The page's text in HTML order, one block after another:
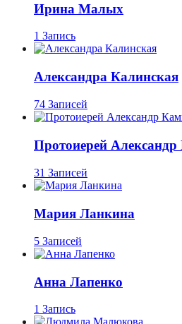
Ирина Малых
1 Запись
Александра Калинская
74 Записей
Протоиерей
31 Записей
Мария Ланкина
5 Записей
Анна Лапенко
1 Запись